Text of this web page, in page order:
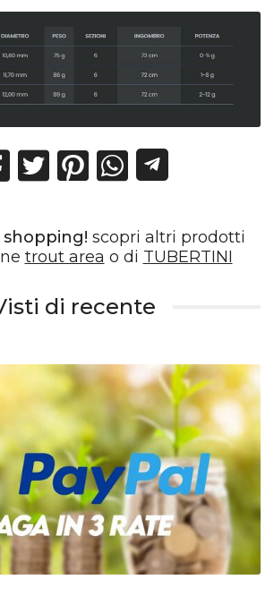
scopri altri prodotti
trout area o di TUBERTINI
di recente